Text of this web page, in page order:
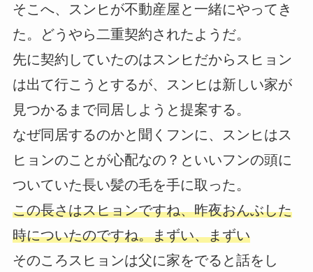
そこへ、スンヒが不動産屋と一緒にやってき
た。どうやら二重契約されたようだ。
先に契約していたのはスンヒだからスヒョン
は出て行こうとするが、スンヒは新しい家が
見つかるまで同居しようと提案する。
なぜ同居するのかと聞くフンに、スンヒはス
ヒョンのことが心配なの？といいフンの頭に
ついていた長い髪の毛を手に取った。
この長さはスヒョンですね、昨夜おんぶした
時についたのですね。まずい、まずい
そのころスヒョンは父に家をでると話をし